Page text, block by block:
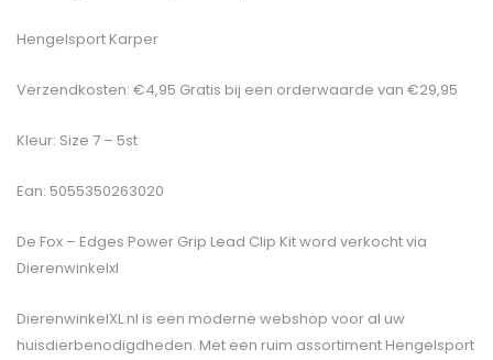
Hengelsport Karper
Verzendkosten: €4,95 Gratis bij een orderwaarde van €29,95
Kleur: Size 7 – 5st
Ean: 5055350263020
De Fox – Edges Power Grip Lead Clip Kitword verkocht via
Dierenwinkelxl
DierenwinkelXL.nl is een moderne webshop voor al uw
huisdierbenodigdheden. Met een ruim assortiment Hengelsport